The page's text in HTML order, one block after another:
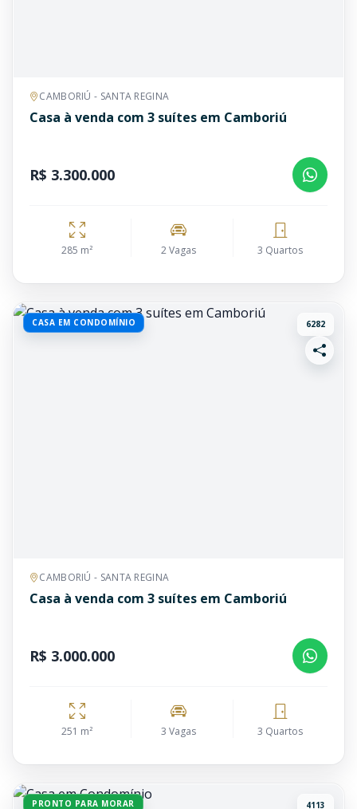
CAMBORIÚ - SANTA REGINA
Casa à venda com 3 suítes em Camboriú
R$ 3.300.000
285 m² 2 Vagas 3 Quartos
CASA EM CONDOMÍNIO 6282
CAMBORIÚ - SANTA REGINA
Casa à venda com 3 suítes em Camboriú
R$ 3.000.000
251 m² 3 Vagas 3 Quartos
PRONTO PARA MORAR 4113